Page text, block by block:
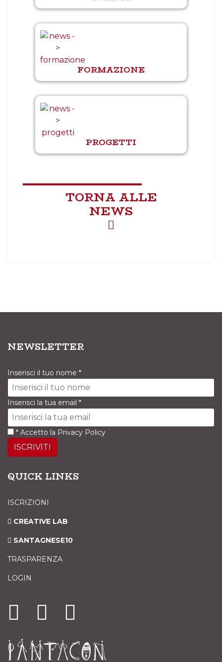
FORMAZIONE
PROGETTI
TORNA ALLE
NEWS
NEWSLETTER
Inserisci il tuo nome *
Inserisci la tua email *
* Accetto la Privacy Policy
ISCRIVITI
QUICK LINKS
ISCRIZIONI
CREATIVE LAB
SANTAGNESE10
TRASPARENZA
LOGIN